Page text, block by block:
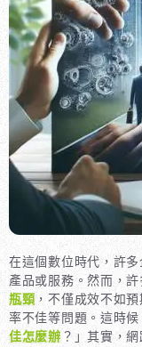
在這個數位時代，許
產品或服務。然而，
瓶頸 ，不僅成效不如
率不佳等問題。這時
佳怎麼辦？」其實，